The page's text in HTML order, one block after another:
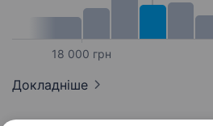
18 000 грн
Докладніше